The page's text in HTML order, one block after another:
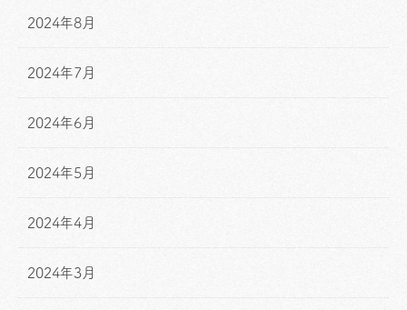
2024年8月
2024年7月
2024年6月
2024年5月
2024年4月
2024年3月